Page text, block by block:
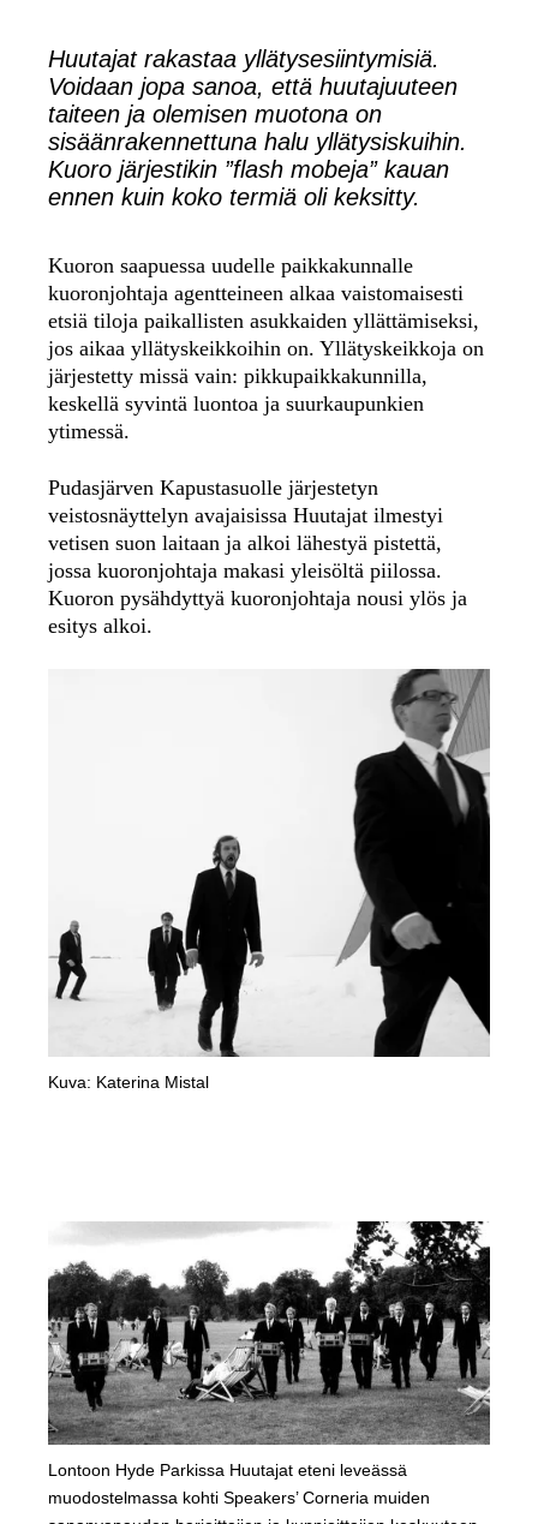
Huutajat rakastaa yllätysesiintymisiä.
Voidaan jopa sanoa, että huutajuuteen
taiteen ja olemisen muotona on
sisäänrakennettuna halu yllätysiskuihin.
Kuoro järjestikin ”flash mobeja” kauan
ennen kuin koko termiä oli keksitty.
Kuoron saapuessa uudelle paikkakunnalle
kuoronjohtaja agentteineen alkaa vaistomaisesti
etsiä tiloja paikallisten asukkaiden yllättämiseksi,
jos aikaa yllätyskeikkoihin on. Yllätyskeikkoja on
järjestetty missä vain: pikkupaikkakunnilla,
keskellä syvintä luontoa ja suurkaupunkien
ytimessä.
Pudasjärven Kapustasuolle järjestetyn
veistosnäyttelyn avajaisissa Huutajat ilmestyi
vetisen suon laitaan ja alkoi lähestyä pistettä,
jossa kuoronjohtaja makasi yleisöltä piilossa.
Kuoron pysähdyttyä kuoronjohtaja nousi ylös ja
esitys alkoi.
Kuva: Katerina Mistal
Lontoon Hyde Parkissa Huutajat eteni leveässä
muodostelmassa kohti Speakers’ Corneria muiden